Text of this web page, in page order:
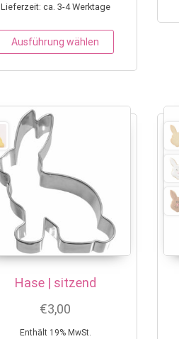
Lieferzeit: ca. 3-4 Werktage
Ausführung wählen
Dieses
Hase | sitzend
€3,00
Enthält 19% MwSt.